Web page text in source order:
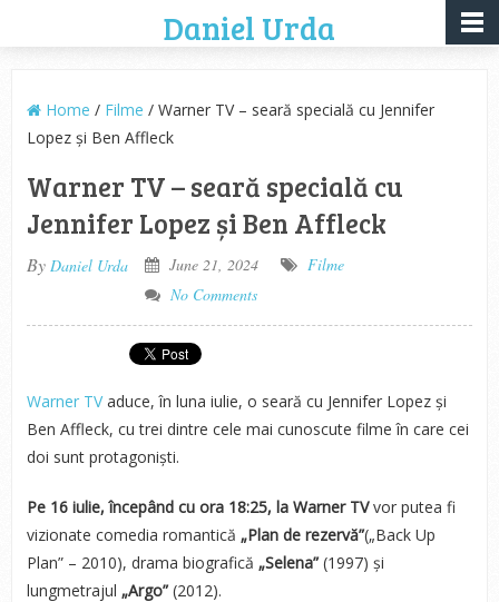
Daniel Urda
Home / Filme / Warner TV – seară specială cu Jennifer
Lopez și Ben Affleck
Warner TV – seară specială cu
Jennifer Lopez și Ben Affleck
By Daniel Urda June 21, 2024
Filme
No Comments
Warner TVaduce, în luna iulie, o seară cu Jennifer Lopez și
Ben Affleck, cu trei dintre cele mai cunoscute filme în care cei
doi sunt protagoniști.
Pe 16 iulie, începând cu ora 18:25, la Warner TVvor putea fi
vizionate comedia romantică „Plan de rezervă”(„Back Up
Plan” – 2010), drama biografică „Selena” (1997) și
lungmetrajul „Argo” (2012).